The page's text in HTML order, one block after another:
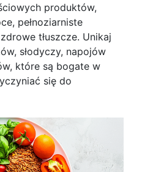
produktów,
pełnoziarniste
tłuszcze. Unikaj
słodyczy, napojów
które są bogate w
się do